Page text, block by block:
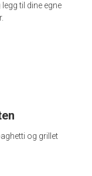
til dine egne
og grillet